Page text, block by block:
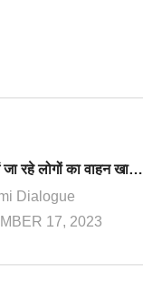
पीपलपानी में जा रहे लोगों का वाहन खाई में गिरा, 8 की दर्दनाक मौत, 2 घायल
Dialogue
17, 2023